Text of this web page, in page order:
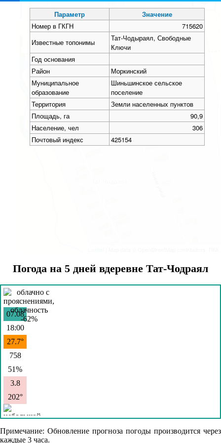
Параметр
Значение
Номер в ГКГН
715620
Известные топонимы
Тат-Чодыраял, Свободные
Ключи
Год основания
Район
Моркинский
Муниципальное
образование
Шиньшинское сельское
поселение
Территория
Земли населенных пунктов
Площадь, га
90,9
Население, чел
306
Почтовый индекс
425154
Погода на 5 дней вдеревне Тат-Чодраял
07.08
18:00
27.7°
758
51%
3.8
202°
07.08
Примечание: Обновление прогноза погоды производится через
каждые 3 часа.